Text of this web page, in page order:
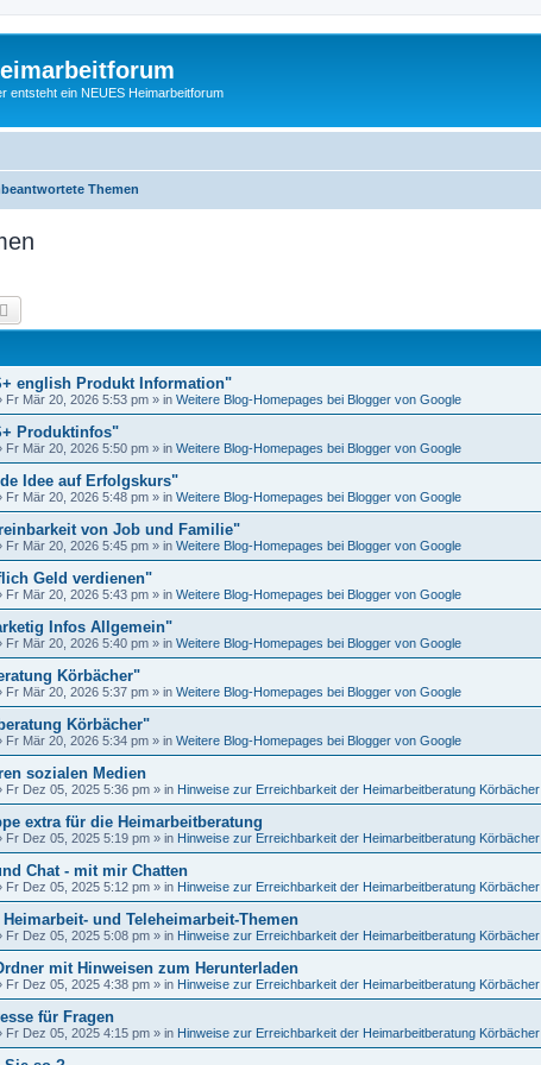
entsteht ein NEUES Heimarbeitforum
Themen
english Produkt Information"
Fr Mär 20, 2026 5:53 pm » in Weitere Blog-Homepages bei Blogger von Google
Produktinfos"
Fr Mär 20, 2026 5:50 pm » in Weitere Blog-Homepages bei Blogger von Google
Idee auf Erfolgskurs"
Fr Mär 20, 2026 5:48 pm » in Weitere Blog-Homepages bei Blogger von Google
von Job und Familie"
Fr Mär 20, 2026 5:45 pm » in Weitere Blog-Homepages bei Blogger von Google
Geld verdienen"
Fr Mär 20, 2026 5:43 pm » in Weitere Blog-Homepages bei Blogger von Google
Infos Allgemein"
Fr Mär 20, 2026 5:40 pm » in Weitere Blog-Homepages bei Blogger von Google
Körbächer"
Fr Mär 20, 2026 5:37 pm » in Weitere Blog-Homepages bei Blogger von Google
Körbächer"
Fr Mär 20, 2026 5:34 pm » in Weitere Blog-Homepages bei Blogger von Google
sozialen Medien
Fr Dez 05, 2025 5:36 pm » in Hinweise zur Erreichbarkeit der Heimarbeitberatung Körbächer
extra für die Heimarbeitberatung
Fr Dez 05, 2025 5:19 pm » in Hinweise zur Erreichbarkeit der Heimarbeitberatung Körbächer
Chat - mit mir Chatten
Fr Dez 05, 2025 5:12 pm » in Hinweise zur Erreichbarkeit der Heimarbeitberatung Körbächer
und Teleheimarbeit-Themen
Fr Dez 05, 2025 5:08 pm » in Hinweise zur Erreichbarkeit der Heimarbeitberatung Körbächer
mit Hinweisen zum Herunterladen
Fr Dez 05, 2025 4:38 pm » in Hinweise zur Erreichbarkeit der Heimarbeitberatung Körbächer
für Fragen
Fr Dez 05, 2025 4:15 pm » in Hinweise zur Erreichbarkeit der Heimarbeitberatung Körbächer